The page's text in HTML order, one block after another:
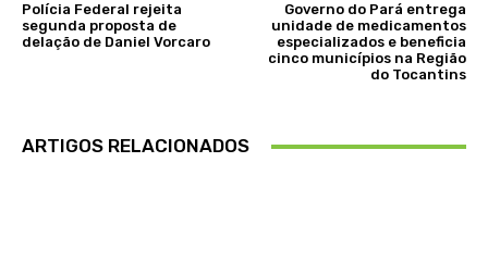
Polícia Federal rejeita
segunda proposta de
delação de Daniel Vorcaro
Governo do Pará entrega
unidade de medicamentos
especializados e beneficia
cinco municípios na Região
do Tocantins
ARTIGOS RELACIONADOS